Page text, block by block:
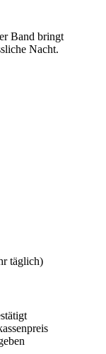
Band bringt
Nacht.
täglich)